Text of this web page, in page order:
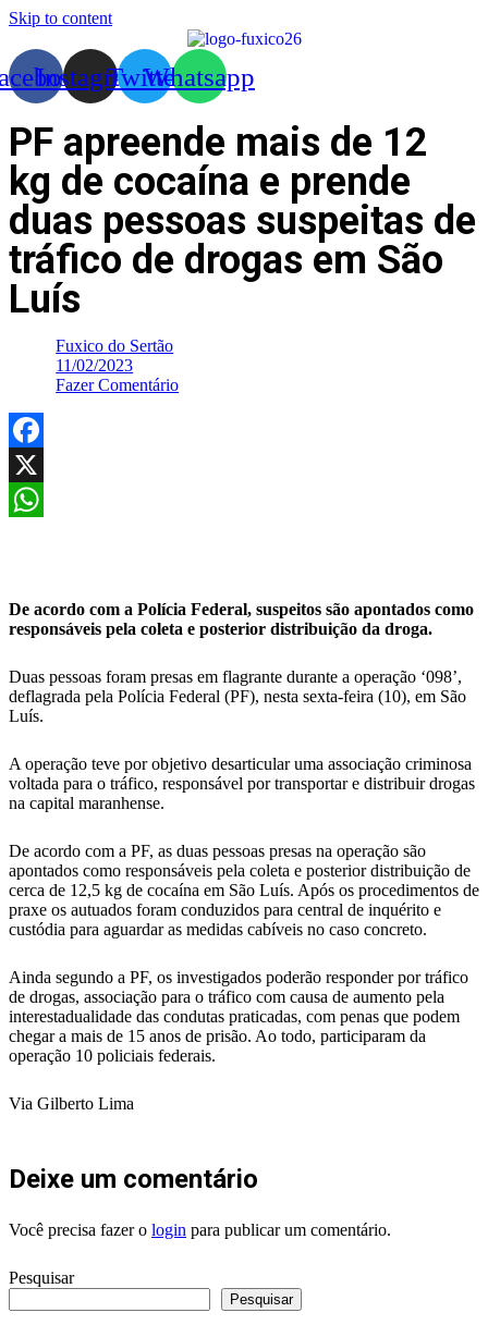
Skip to content
InstagramTwitterWhatsapp
PF apreende mais de 12
kg de cocaína e prende
duas pessoas suspeitas de
tráfico de drogas em São
Luís
Fuxico do Sertão
11/02/2023
Fazer Comentário
Facebook
X
De acordo com a Polícia Federal, suspeitos são apontados como
responsáveis pela coleta e posterior distribuição da droga.
Duas pessoas foram presas em flagrante durante a operação ‘098’,
deflagrada pela Polícia Federal (PF), nesta sexta-feira (10), em São
Luís.
A operação teve por objetivo desarticular uma associação criminosa
voltada para o tráfico, responsável por transportar e distribuir drogas
na capital maranhense.
De acordo com a PF, as duas pessoas presas na operação são
apontados como responsáveis pela coleta e posterior distribuição de
cerca de 12,5 kg de cocaína em São Luís. Após os procedimentos de
praxe os autuados foram conduzidos para central de inquérito e
custódia para aguardar as medidas cabíveis no caso concreto.
Ainda segundo a PF, os investigados poderão responder por tráfico
de drogas, associação para o tráfico com causa de aumento pela
interestadualidade das condutas praticadas, com penas que podem
chegar a mais de 15 anos de prisão. Ao todo, participaram da
operação 10 policiais federais.
Via Gilberto Lima
Deixe um comentário
Você precisa fazer o login para publicar um comentário.
Pesquisar
Pesquisar